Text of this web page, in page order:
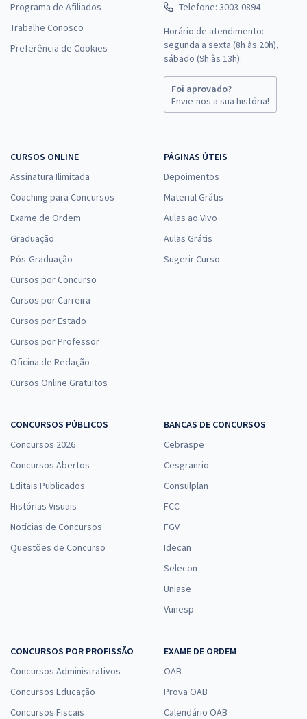
Programa de Afiliados
Trabalhe Conosco
Preferência de Cookies
Telefone: 3003-0894
Horário de atendimento:
segunda a sexta (8h às 20h),
sábado (9h às 13h).
Foi aprovado?
Envie-nos a sua história!
CURSOS ONLINE
Assinatura Ilimitada
Coaching para Concursos
Exame de Ordem
Graduação
Pós-Graduação
Cursos por Concurso
Cursos por Carreira
Cursos por Estado
Cursos por Professor
Oficina de Redação
Cursos Online Gratuitos
PÁGINAS ÚTEIS
Depoimentos
Material Grátis
Aulas ao Vivo
Aulas Grátis
Sugerir Curso
CONCURSOS PÚBLICOS
Concursos 2026
Concursos Abertos
Editais Publicados
Histórias Visuais
Notícias de Concursos
Questões de Concurso
BANCAS DE CONCURSOS
Cebraspe
Cesgranrio
Consulplan
FCC
FGV
Idecan
Selecon
Uniase
Vunesp
CONCURSOS POR PROFISSÃO
Concursos Administrativos
Concursos Educação
Concursos Fiscais
EXAME DE ORDEM
OAB
Prova OAB
Calendário OAB